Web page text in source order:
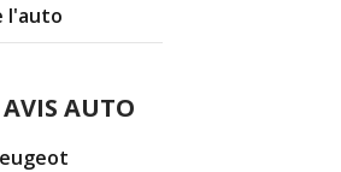
l'auto
AVIS AUTO